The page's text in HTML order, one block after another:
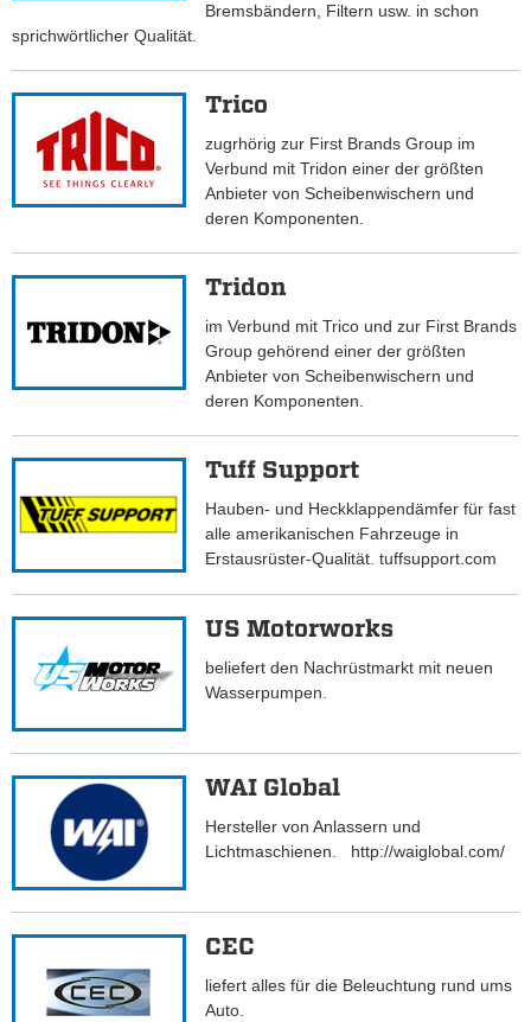
Bremsbändern, Filtern usw. in schon
sprichwörtlicher Qualität.
Trico
zugrhörig zur First Brands Group im
Verbund mit Tridon einer der größten
Anbieter von Scheibenwischern und
deren Komponenten.
Tridon
im Verbund mit Trico und zur First Brands
Group gehörend einer der größten
Anbieter von Scheibenwischern und
deren Komponenten.
Tuff Support
Hauben- und Heckklappendämfer für fast
alle amerikanischen Fahrzeuge in
Erstausrüster-Qualität. tuffsupport.com
US Motorworks
beliefert den Nachrüstmarkt mit neuen
Wasserpumpen.
WAI Global
Hersteller von Anlassern und
Lichtmaschienen. http://waiglobal.com/
CEC
liefert alles für die Beleuchtung rund ums
Auto.